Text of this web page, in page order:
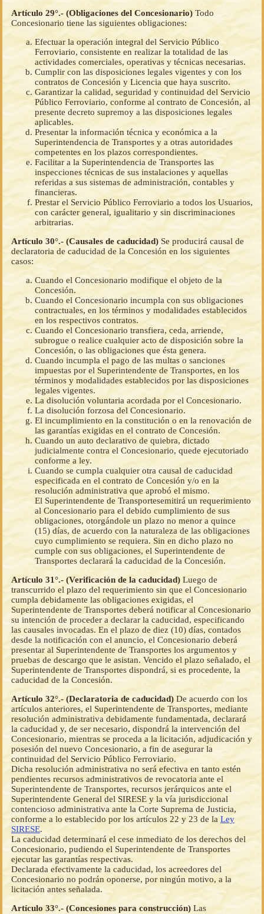
Artículo 29°.- (Obligaciones del Concesionario) Todo
Concesionario tiene las siguientes obligaciones:
Efectuar la operación integral del Servicio Público
Ferroviario, consistente en realizar la totalidad de las
actividades comerciales, operativas y técnicas necesarias.
Cumplir con las disposiciones legales vigentes y con los
contratos de Concesión y Licencia que haya suscrito.
Garantizar la calidad, seguridad y continuidad del Servicio
Público Ferroviario, conforme al contrato de Concesión, al
presente decreto supremoy a las disposiciones legales
aplicables.
Presentar la información técnica y económica a la
Superintendencia de Transportes y a otras autoridades
competentes en los plazos correspondientes.
Facilitar a la Superintendencia de Transportes las
inspecciones técnicas de sus instalaciones y aquellas
referidas a sus sistemas de administración, contables y
financieras.
Prestar el Servicio Público Ferroviario a todos los Usuarios,
con carácter general, igualitario y sin discriminaciones
arbitrarias.
Artículo 30°.- (Causales de caducidad) Se producirá causal de
declaratoria de caducidad de la Concesión en los siguientes
casos:
Cuando el Concesionario modifique el objeto de la
Concesión.
Cuando el Concesionario incumpla con sus obligaciones
contractuales, en los términos y modalidades establecidos
en los respectivos contratos.
Cuando el Concesionario transfiera, ceda, arriende,
subrogue o realice cualquier acto de disposición sobre la
Concesión, o las obligaciones que ésta genera.
Cuando incumpla el pago de las multas o sanciones
impuestas por el Superintendente de Transportes, en los
términos y modalidades establecidos por las disposiciones
legales vigentes.
La disolución voluntaria acordada por el Concesionario.
La disolución forzosa del Concesionario.
El incumplimiento en la constitución o en la renovación de
las garantías exigidas en el contrato de Concesión.
Cuando un auto declarativo de quiebra, dictado
judicialmente contra el Concesionario, quede ejecutoriado
conforme a ley.
Cuando se cumpla cualquier otra causal de caducidad
especificada en el contrato de Concesión y/o en la
resolución administrativa que aprobó el mismo.
El Superintendente de Transportesemitirá un requerimiento
al Concesionario para el debido cumplimiento de sus
obligaciones, otorgándole un plazo no menor a quince
(15) días, de acuerdo con la naturaleza de las obligaciones
cuyo cumplimiento se requiera. Sin en dicho plazo no
cumple con sus obligaciones, el Superintendente de
Transportes declarará la caducidad de la Concesión.
Artículo 31°.- (Verificación de la caducidad) Luego de
transcurrido el plazo del requerimiento sin que el Concesionario
cumpla debidamente las obligaciones exigidas, el
Superintendente de Transportes deberá notificar al Concesionario
su intención de proceder a declarar la caducidad, especificando
las causales invocadas. En el plazo de diez (10) días, contados
desde la notificación con el anuncio, el Concesionario deberá
presentar al Superintendente de Transportes los argumentos y
pruebas de descargo que le asistan. Vencido el plazo señalado, el
Superintendente de Transportes dispondrá, si es procedente, la
caducidad de la Concesión.
Artículo 32°.- (Declaratoria de caducidad) De acuerdo con los
artículos anteriores, el Superintendente de Transportes, mediante
resolución administrativa debidamente fundamentada, declarará
la caducidad y, de ser necesario, dispondrá la intervención del
Concesionario, mientras se proceda a la licitación, adjudicación y
posesión del nuevo Concesionario, a fin de asegurar la
continuidad del Servicio Público Ferroviario.
Dicha resolución administrativa no será efectiva en tanto estén
pendientes recursos administrativos de revocatoria ante el
Superintendente de Transportes, recursos jerárquicos ante el
Superintendente General del SIRESE y la vía jurisdiccional
contencioso administrativa ante la Corte Suprema de Justicia,
conforme a lo establecido por los artículos 22 y 23 de la Ley
SIRESE.
La caducidad determinará el cese inmediato de los derechos del
Concesionario, pudiendo el Superintendente de Transportes
ejecutar las garantías respectivas.
Declarada efectivamente la caducidad, los acreedores del
Concesionario no podrán oponerse, por ningún motivo, a la
licitación antes señalada.
Artículo 33°.- (Concesiones para construcción) Las